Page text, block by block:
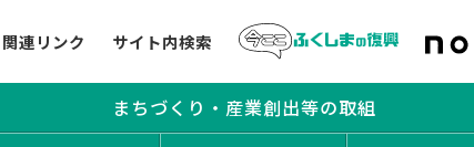
関連リンク サイト内検索
まちづくり・産業創出等の取組